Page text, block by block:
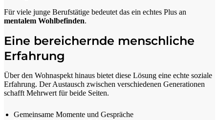
Für viele junge Berufstätige bedeutet das ein echtes Plus an
mentalem Wohlbefinden.
Eine bereichernde menschliche
Erfahrung
Über den Wohnaspekt hinaus bietet diese Lösung eine echte soziale
Erfahrung. Der Austausch zwischen verschiedenen Generationen
schafft Mehrwert für beide Seiten.
Gemeinsame Momente und Gespräche